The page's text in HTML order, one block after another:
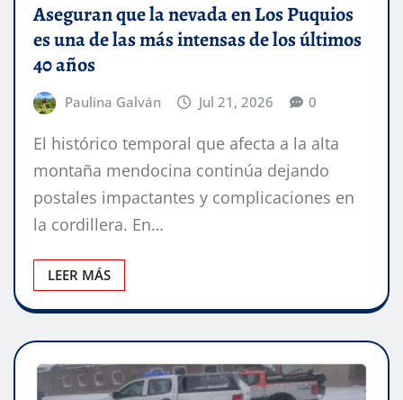
Aseguran que la nevada en Los Puquios
es una de las más intensas de los últimos
40 años
Paulina Galván Jul 21, 2026 0
El histórico temporal que afecta a la alta
montaña mendocina continúa dejando
postales impactantes y complicaciones en
la cordillera. En…
LEER MÁS